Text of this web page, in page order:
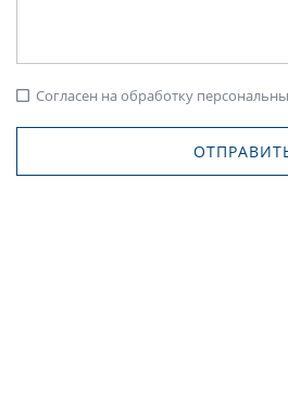
check_box_outline_blank Согласен на обработку